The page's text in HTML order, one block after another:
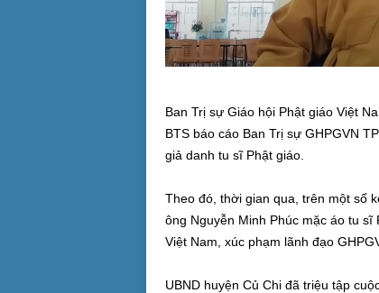
Ban Trị sự Giáo hội Phật giáo Việt
BTS báo cáo Ban Trị sự GHPGVN
giả danh tu sĩ Phật giáo.
Theo đó, thời gian qua, trên một số
ông Nguyễn Minh Phúc mặc áo tu
Việt Nam, xúc phạm lãnh đạo
UBND huyện Củ Chi đã triệu tập